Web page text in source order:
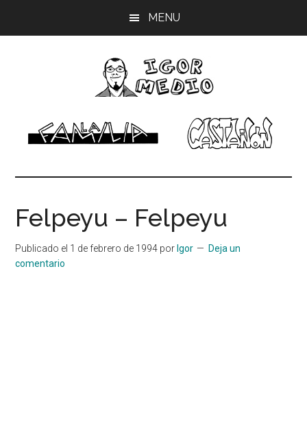
MENU
Igor
Medio
dibujante
Felpeyu – Felpeyu
Publicado el 1 de febrero de 1994 por Igor
Deja un
comentario